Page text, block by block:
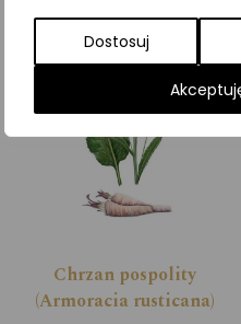
Dostosuj
Chrzan pospolity
(Armoracia rusticana)